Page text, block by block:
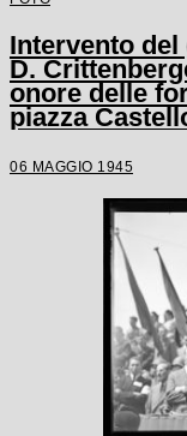
Intervento
D.
onore delle
piazza
06 MAGGIO 1945